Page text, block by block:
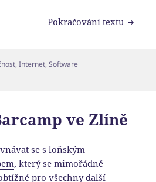
Pokračování textu Tak
,Internet,Software
Tak to je on, první napadený router v ČR
ve Zlíně
se s loňským
, který se mimořádně
pro všechny další